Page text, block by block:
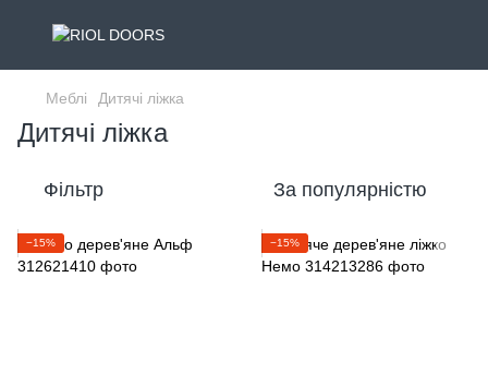
Меблі Дитячі ліжка
Дитячі ліжка
Фільтр За популярністю
−15% −15%